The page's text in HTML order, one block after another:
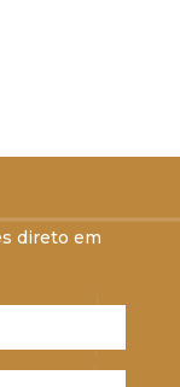
direto em